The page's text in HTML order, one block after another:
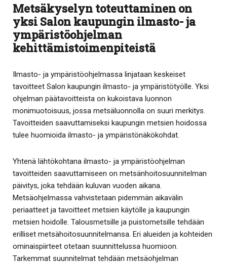
Metsäkyselyn toteuttaminen on
yksi Salon kaupungin ilmasto- ja
ympäristöohjelman
kehittämistoimenpiteistä
Ilmasto- ja ympäristöohjelmassa linjataan keskeiset
tavoitteet Salon kaupungin ilmasto- ja ympäristötyölle. Yksi
ohjelman päätavoitteista on kukoistava luonnon
monimuotoisuus, jossa metsäluonnolla on suuri merkitys.
Tavoitteiden saavuttamiseksi kaupungin metsien hoidossa
tulee huomioida ilmasto- ja ympäristönäkökohdat.
Yhtenä lähtökohtana ilmasto- ja ympäristöohjelman
tavoitteiden saavuttamiseen on metsänhoitosuunnitelman
päivitys, joka tehdään kuluvan vuoden aikana.
Metsäohjelmassa vahvistetaan pidemmän aikavälin
periaatteet ja tavoitteet metsien käytölle ja kaupungin
metsien hoidolle. Talousmetsille ja puistometsille tehdään
erilliset metsähoitosuunnitelmansa. Eri alueiden ja kohteiden
ominaispiirteet otetaan suunnittelussa huomioon.
Tarkemmat suunnitelmat tehdään metsäohjelman